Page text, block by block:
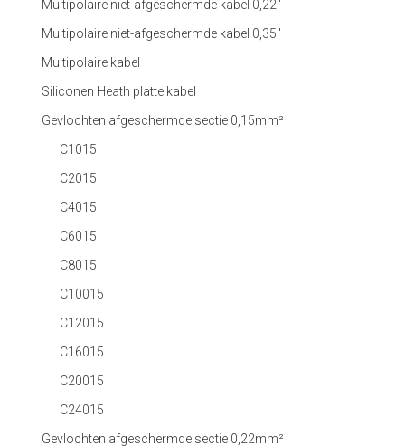
Multipolaire niet-afgeschermde kabel 0,22"
Multipolaire niet-afgeschermde kabel 0,35"
Multipolaire kabel
Siliconen Heath platte kabel
Gevlochten afgeschermde sectie 0,15mm²
C1015
C2015
C4015
C6015
C8015
C10015
C12015
C16015
C20015
C24015
Gevlochten afgeschermde sectie 0,22mm²